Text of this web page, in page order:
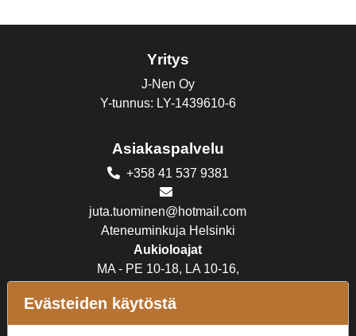
Yritys
J-Nen Oy
Y-tunnus: LY-1439610-6
Asiakaspalvelu
+358 41 537 9381
juta.tuominen@hotmail.com
Ateneuminkuja Helsinki
Aukioloajat
MA - PE 10-18, LA 10-16,
Evästeiden käytöstä